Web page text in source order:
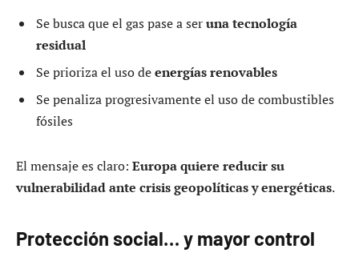
Se busca que el gas pase a seruna tecnología
residual
Se prioriza el uso deenergías renovables
Se penaliza progresivamente el uso de combustibles
fósiles
El mensaje es claro: Europa quiere reducir su
vulnerabilidad ante crisis geopolíticas y energéticas.
Protección social… y mayor control